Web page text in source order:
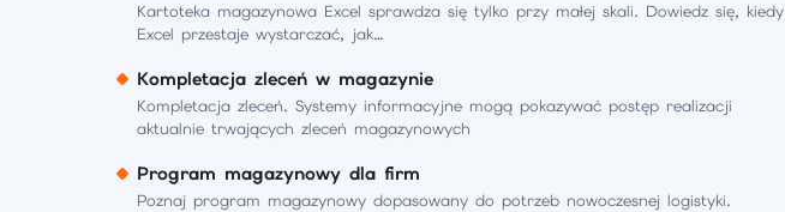
Kartoteka magazynowa Excel sprawdza się tylko przy małej skali. Dowiedz się, kiedy
Excel przestaje wystarczać, jak…
Kompletacja zleceń w magazynie
Kompletacja zleceń. Systemy informacyjne mogą pokazywać postęp realizacji
aktualnie trwających zleceń magazynowych
Program magazynowy dla firm
Poznaj program magazynowy dopasowany do potrzeb nowoczesnej logistyki.